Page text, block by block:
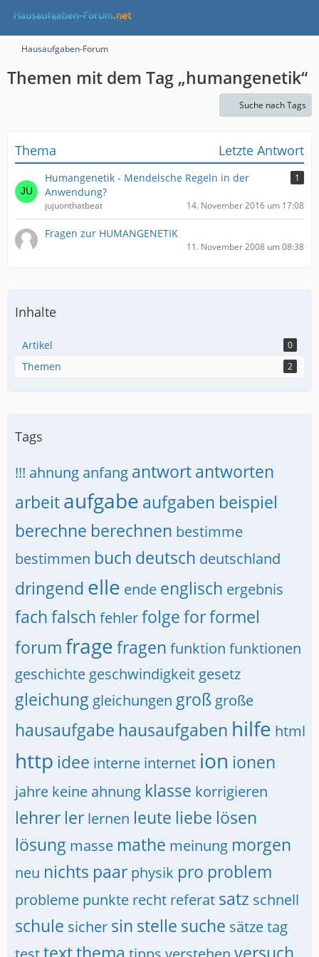
Hausaufgaben-Forum
Themen mit dem Tag „humangenetik“
Suche nach Tags
Thema Letzte Antwort
Humangenetik - Mendelsche Regeln in der
Anwendung?
1
jujuonthatbeat 14. November 2016 um 17:08
Fragen zur HUMANGENETIK
11. November 2008 um 08:38
Inhalte
Artikel 0
Themen 2
Tags
!!! ahnung anfang antwortantworten
arbeitaufgabe aufgaben beispiel
berechne berechnen bestimme
bestimmen buch deutsch deutschland
dringend elle ende englisch ergebnis
fachfalsch fehlerfolgeforformel
forumfragefragen funktion funktionen
geschichte geschwindigkeit gesetz
gleichung gleichungen groß große
hausaufgabe hausaufgaben hilfe html
http idee interne internet ion ionen
jahre keine ahnung klasse korrigieren
lehrer ler lernen leute liebe lösen
lösung masse mathe meinung morgen
neu nichts paar physik pro problem
probleme punkte recht referat satz schnell
schule sicher sin stelle suche sätzetag